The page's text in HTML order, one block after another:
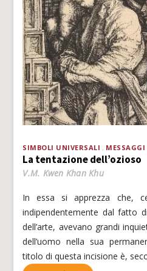
SIMBOLI UNIVERSALI
La tentazione dell’ozioso
V.M. Kwen Khan Khu
In essa si apprezza che,
indipendentemente dal fatto
dell’arte, avevano grandi
dell’uomo nella sua
titolo di questa incisione è,